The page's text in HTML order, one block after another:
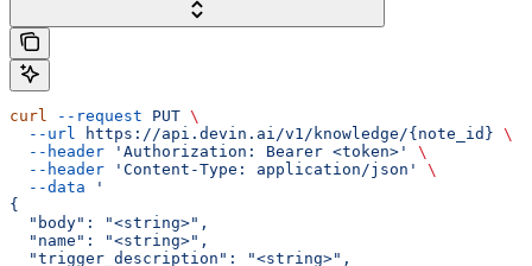
curl --request PUT \
  --url
https://api.devin.ai/v1/knowledge/{note_id} \
  --header
'Authorization: Bearer <token>'
\
  --header
'Content-Type: application/json'
\
  --data
'
{
  "body": "<string>",
  "name": "<string>",
  "trigger_description": "<string>",